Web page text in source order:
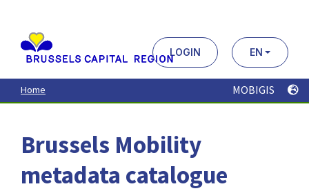
contenu
principal
LOGIN EN
Home MOBIGIS
Brussels Mobility
metadata catalogue